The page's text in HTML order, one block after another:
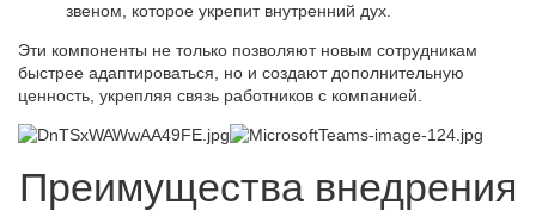
звеном, которое укрепит внутренний дух.
Эти компоненты не только позволяют новым сотрудникам
быстрее адаптироваться, но и создают дополнительную
ценность, укрепляя связь работников с компанией.
Преимущества внедрения